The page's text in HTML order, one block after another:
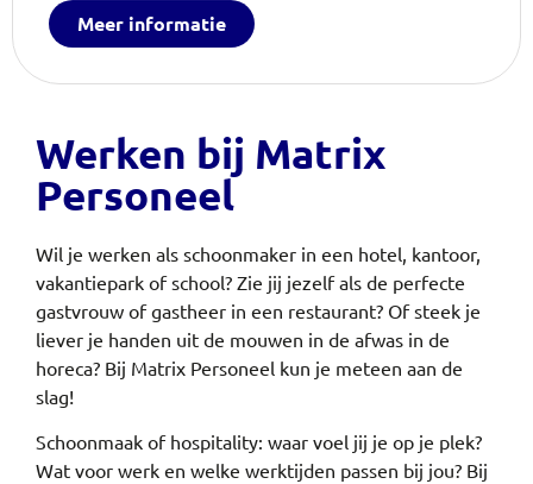
Meer informatie
Werken bij Matrix
Personeel
Wil je werken als schoonmaker in een hotel, kantoor,
vakantiepark of school? Zie jij jezelf als de perfecte
gastvrouw of gastheer in een restaurant? Of steek je
liever je handen uit de mouwen in de afwas in de
horeca? Bij Matrix Personeel kun je meteen aan de
slag!
Schoonmaak of hospitality: waar voel jij je op je plek?
Wat voor werk en welke werktijden passen bij jou? Bij